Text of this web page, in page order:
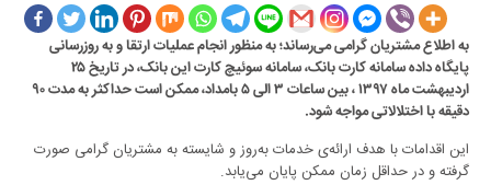
به اطلاع مشتریان گرامی می‌رساند؛ به منظور انجام عملیات ارتقا و به روزرسانی
پایگاه داده سامانه کارت بانک، سامانه سوئیچ‌ کارت این بانک، در تاریخ ۲۵
اردیبهشت ماه ۱۳۹۷ ، بین ساعات ۳ الی ۵ بامداد، ممکن است حداکثر به مدت ۹۰
دقیقه با اختلالاتی مواجه شود.
این اقدامات با هدف ارائه‌ی خدمات به‌روز و شایسته به مشتریان گرامی صورت
گرفته و در حداقل زمان ممکن پایان می‌یابد.